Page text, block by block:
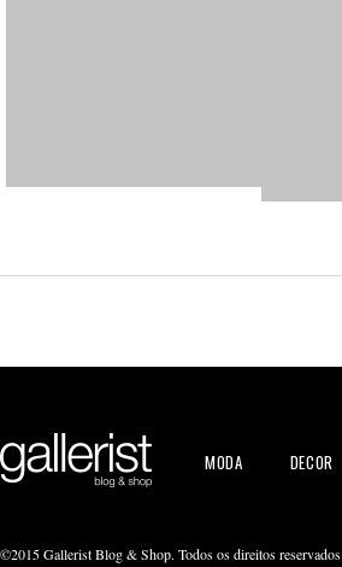
MODA DECOR
©2015 Gallerist Blog & Shop. Todos os direitos reservados